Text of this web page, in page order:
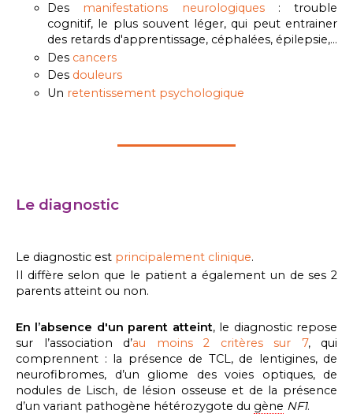
Des manifestations neurologiques: trouble
cognitif, le plus souvent léger, qui peut entrainer
des retards d'apprentissage, céphalées, épilepsie,...
Des cancers
Des douleurs
Un retentissement psychologique
Le diagnostic
Le diagnostic est principalement clinique.
Il diffère selon que le patient a également un de ses 2
parents atteint ou non.
En l’absence d'un parent atteint, le diagnostic repose
sur l’association d’au moins 2 critères sur 7, qui
comprennent : la présence de TCL, de lentigines, de
neurofibromes, d’un gliome des voies optiques, de
nodules de Lisch, de lésion osseuse et de la présence
d’un variant pathogène hétérozygote du gène NF1.